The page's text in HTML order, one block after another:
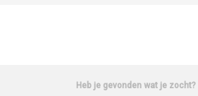
Heb je gevonden wat je zocht?